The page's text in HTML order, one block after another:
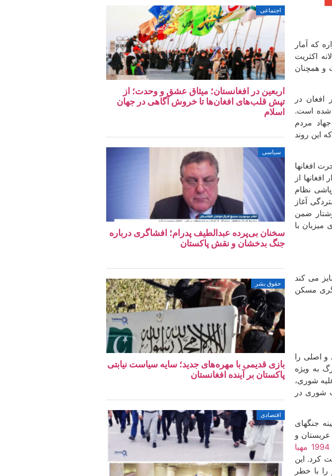
که آمار
اکثریت
و همچنان
افغان در
شده است.
مردم
این روند
2001، سیر صعودی مهاجرت افغان­ها
و فرار افغانها از
افغانها ادامه داشت تا اینکه در 15 آگست 2021 با فروپاشی نظام
آغاز
ضمن
با
می ­کند
مسکن
و اصلی را
به ویژه
شوری،
شوری در
جنگ­های
عربستان و
حضور طالبان در سال 1994 مهیا
حمایت کرد. این
با خطر
اجتماعی
اربعین در افغانستان؛ میثاق عشق و وحدت؛ از
تپش‌ قلب‌های افغان‌ها تا خروش آگاهی در جهان
اسلام
سیاسی
سخنان بی‌پرده عبدالطیف پدرام؛ افشاگری درباره
جنگ بدخشان و نقش پاکستان
حقوق بشر
بازی قدیمی با مهره‌های جدید؛ سایه سیاست نیابتی
پاکستان بر آینده افغانستان
اقتصادی